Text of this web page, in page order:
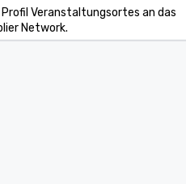
Veranstaltungsortes an das
Network.